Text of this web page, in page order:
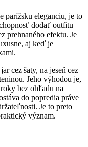
parížsku eleganciu, je to
dodať outfitu
prehnaného efektu. Je
aj keď je
cez šaty, na jeseň cez
Jeho výhodou je,
bez ohľadu na
do popredia práve
Je to preto
význam.